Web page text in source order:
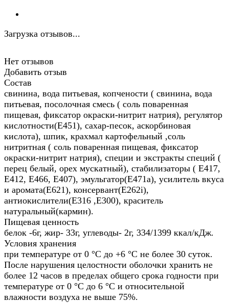
Загрузка отзывов...
Нет отзывов
Добавить отзыв
Состав
свинина, вода питьевая, копчености ( свинина, вода
питьевая, посолочная смесь ( соль поваренная
пищевая, фиксатор окраски-нитрит натрия), регулятор
кислотности(Е451), сахар-песок, аскорбиновая
кислота), шпик, крахмал картофельный ,соль
нитритная ( соль поваренная пищевая, фиксатор
окраски-нитрит натрия), специи и экстракты специй (
перец белый, орех мускатный), стабилизаторы ( Е417,
Е412, Е466, Е407), эмульгатор(Е471а), усилитель вкуса
и аромата(Е621), консервант(Е262i),
антиокислители(Е316 ,Е300), краситель
натуральный(кармин).
Пищевая ценность
белок -6г, жир- 33г, углеводы- 2г, 334/1399 ккал/кДж.
Условия хранения
при температуре от 0 °С до +6 °С не более 30 суток.
После нарушения целостности оболочки хранить не
более 12 часов в пределах общего срока годности при
температуре от 0 °С до 6 °С и относительной
влажности воздуха не выше 75%.